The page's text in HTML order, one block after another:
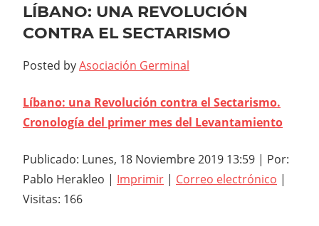
LÍBANO: UNA REVOLUCIÓN
CONTRA EL SECTARISMO
Posted byAsociación Germinal
Líbano: una Revolución contra el Sectarismo.
Cronología del primer mes del Levantamiento
Publicado: Lunes, 18 Noviembre 2019 13:59 | Por:
Pablo Herakleo | Imprimir | Correo electrónico |
Visitas: 166